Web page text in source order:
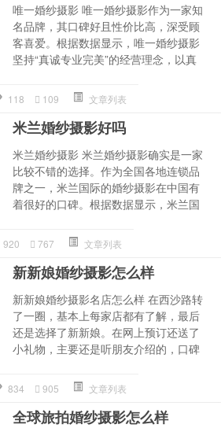
唯一婚纱摄影 唯一婚纱摄影作为一家知
名品牌，其口碑好且性价比高，深受顾
客喜爱。根据数据显示，唯一婚纱摄影
坚持“真诚专业完美”的经营理念，以真
118 109 文章列表
米兰婚纱摄影好吗
米兰婚纱摄影 米兰婚纱摄影确实是一家
比较不错的选择。作为全国各地连锁品
牌之一，米兰国际的婚纱摄影在中国有
着很好的口碑。根据数据显示，米兰国
920 767 文章列表
新新娘婚纱摄影怎么样
新新娘婚纱摄影名店怎么样 在西沙路转
了一圈，基本上每家店都有了解，最后
还是选择了新新娘。在网上预订还送了
小礼物，主要还是听朋友介绍的，口碑
834 905 文章列表
全球旅拍婚纱摄影怎么样